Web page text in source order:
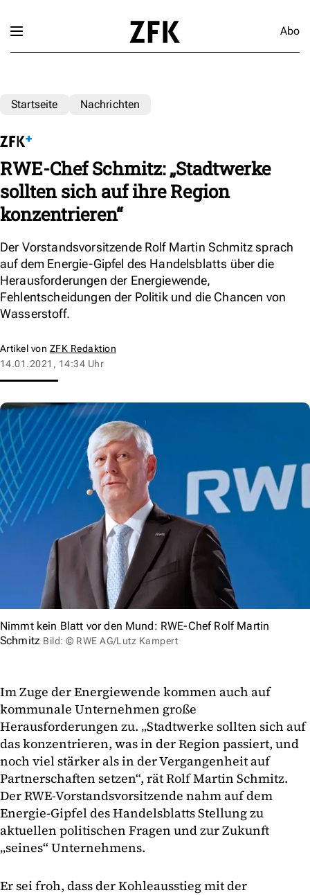
Abo
Startseite Nachrichten
RWE-Chef Schmitz: „Stadtwerke
sollten sich auf ihre Region
konzentrieren“
Der Vorstandsvorsitzende Rolf Martin Schmitz sprach
auf dem Energie-Gipfel des Handelsblatts über die
Herausforderungen der Energiewende,
Fehlentscheidungen der Politik und die Chancen von
Wasserstoff.
Artikel von ZFK Redaktion
14.01.2021, 14:34 Uhr
Nimmt kein Blatt vor den Mund: RWE-Chef Rolf Martin
Schmitz Bild: © RWE AG/Lutz Kampert
Im Zuge der Energiewende kommen auch auf
kommunale Unternehmen große
Herausforderungen zu. „Stadtwerke sollten sich auf
das konzentrieren, was in der Region passiert, und
noch viel stärker als in der Vergangenheit auf
Partnerschaften setzen“, rät Rolf Martin Schmitz.
Der RWE-Vorstandsvorsitzende nahm auf dem
Energie-Gipfel des Handelsblatts Stellung zu
aktuellen politischen Fragen und zur Zukunft
„seines“ Unternehmens.
Er sei froh, dass der Kohleausstieg mit der